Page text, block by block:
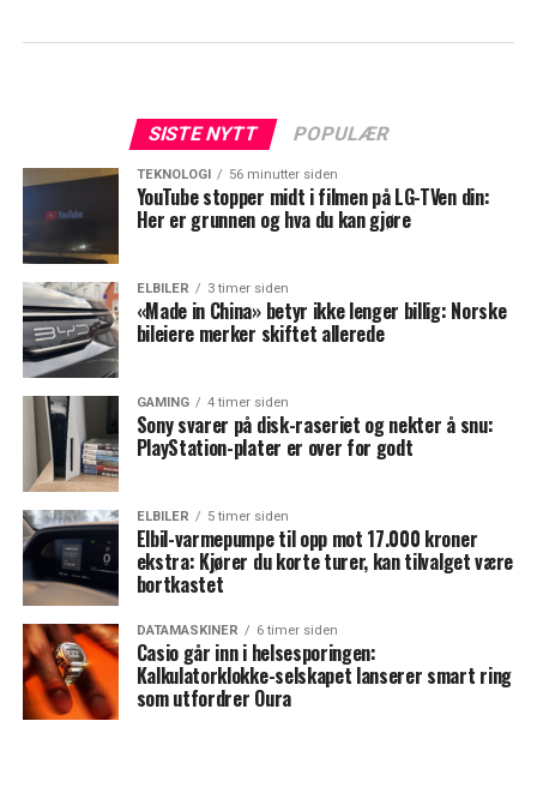
SISTE NYTT POPULÆR
TEKNOLOGI 56 minutter siden
YouTube stopper midt i filmen på LG-TVen din:
Her er grunnen og hva du kan gjøre
ELBILER 3 timer siden
«Made in China» betyr ikke lenger billig: Norske
bileiere merker skiftet allerede
GAMING 4 timer siden
Sony svarer på disk-raseriet og nekter å snu:
PlayStation-plater er over for godt
ELBILER 5 timer siden
Elbil-varmepumpe til opp mot 17.000 kroner
ekstra: Kjører du korte turer, kan tilvalget være
bortkastet
DATAMASKINER 6 timer siden
Casio går inn i helsesporingen:
Kalkulatorklokke-selskapet lanserer smart ring
som utfordrer Oura